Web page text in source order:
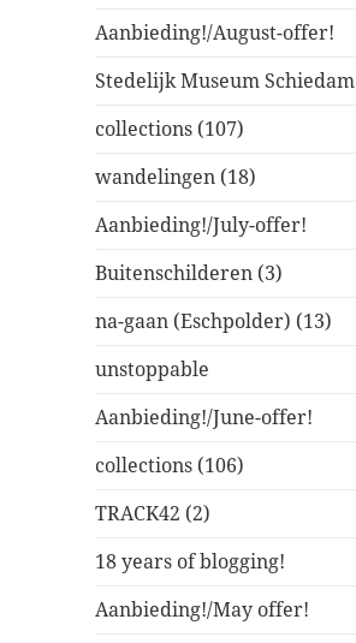
Aanbieding!/August-offer!
Stedelijk Museum Schiedam
collections (107)
wandelingen (18)
Aanbieding!/July-offer!
Buitenschilderen (3)
na-gaan (Eschpolder) (13)
unstoppable
Aanbieding!/June-offer!
collections (106)
TRACK42 (2)
18 years of blogging!
Aanbieding!/May offer!